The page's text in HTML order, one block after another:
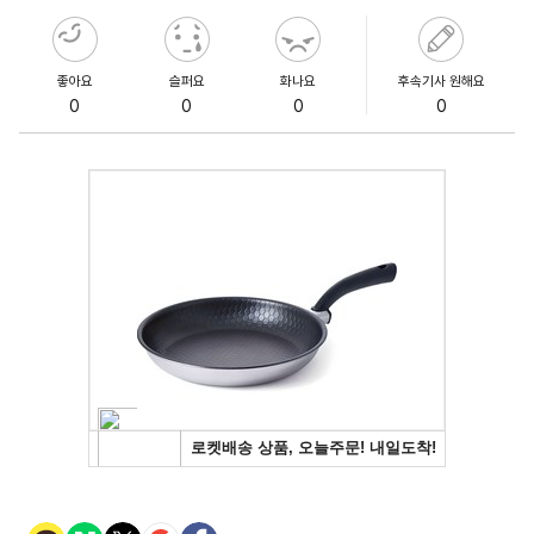
좋아요
0
슬퍼요
0
화나요
0
후속기사 원해요
0